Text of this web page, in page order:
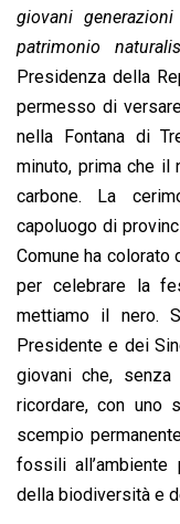
o
k
p
p
I
n
giovani
patrimonio
Presidenza della
permesso di
nella Fontana di
minuto, prima che il
carbone. La
capoluogo di
Comune ha
per celebrare la
mettiamo il nero.
Presidente e dei
giovani che,
ricordare, con uno
scempio
fossili all’ambiente
della biodiversità e